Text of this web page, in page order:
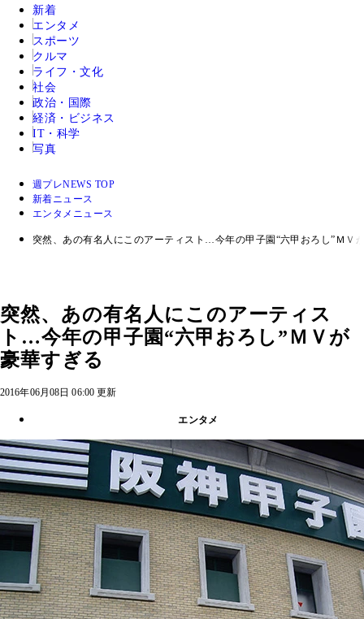
新着
エンタメ
スポーツ
クルマ
ライフ・文化
社会
政治・国際
経済・ビジネス
IT・科学
写真
週プレNEWS TOP
新着ニュース
エンタメニュース
突然、あの有名人にこのアーティスト…今年の甲子園“六甲おろし”ＭＶ
突然、あの有名人にこのアーティス
ト…今年の甲子園“六甲おろし”ＭＶが
豪華すぎる
2016年06月08日 06:00 更新
エンタメ